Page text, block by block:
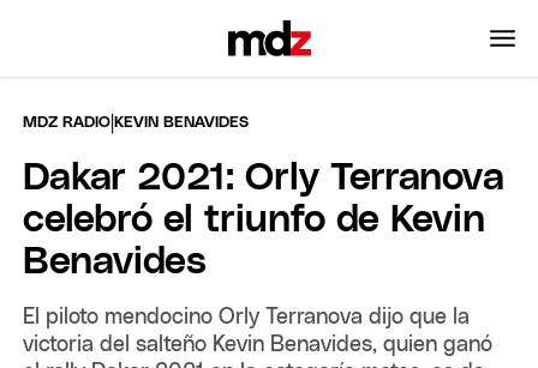
MDZ RADIO |KEVIN BENAVIDES
Dakar 2021: Orly Terranova
celebró el triunfo de Kevin
Benavides
El piloto mendocino Orly Terranova dijo que la
victoria del salteño Kevin Benavides, quien ganó